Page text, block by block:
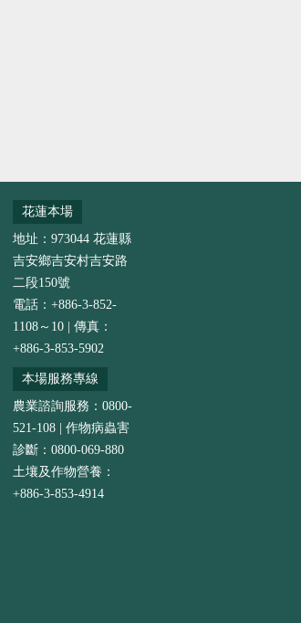
花蓮本場
地址：973044 花蓮縣
吉安鄉吉安村吉安路
二段150號
電話：+886-3-852-
1108～10 | 傳真：
+886-3-853-5902
本場服務專線
農業諮詢服務：0800-
521-108 | 作物病蟲害
診斷：0800-069-880
土壤及作物營養：
+886-3-853-4914